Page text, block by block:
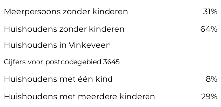
Meerpersoons zonder kinderen
31%
Huishoudens zonder kinderen
64%
Huishoudens in Vinkeveen
Cijfers voor postcodegebied 3645
Huishoudens met één kind
8%
Huishoudens met meerdere kinderen
29%